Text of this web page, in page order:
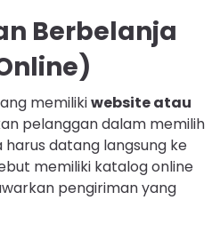
Berbelanja
memilikiwebsite atau
pelanggan dalam memilih
datang langsung ke
memiliki katalog online
pengiriman yang